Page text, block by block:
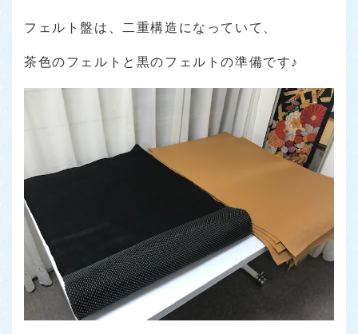
フェルト盤は、二重構造になっていて、
茶色のフェルトと黒のフェルトの準備です♪